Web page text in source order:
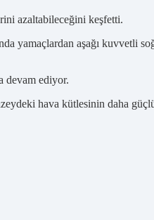
azaltabileceğini keşfetti.
yamaçlardan aşağı kuvvetli
devam ediyor.
hava kütlesinin daha